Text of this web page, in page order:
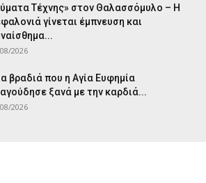
Τέχνης» στον Θαλασσόμυλο – Η
γίνεται έμπνευση και
2026
βραδιά που η Αγία Ευφημία
ξανά με την καρδιά...
2026